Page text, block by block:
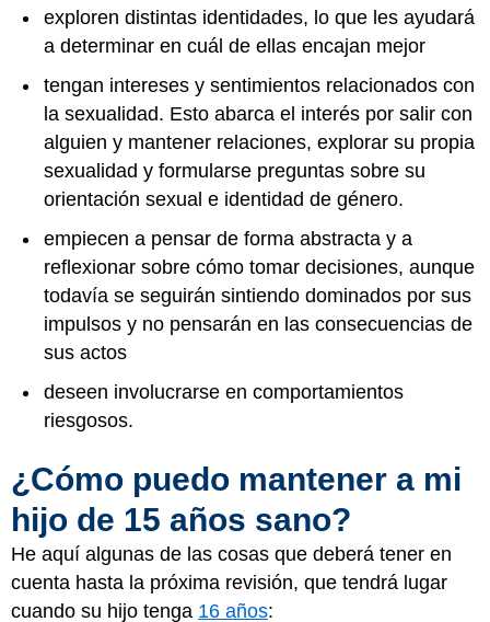
exploren distintas identidades, lo que les ayudará
a determinar en cuál de ellas encajan mejor
tengan intereses y sentimientos relacionados con
la sexualidad. Esto abarca el interés por salir con
alguien y mantener relaciones, explorar su propia
sexualidad y formularse preguntas sobre su
orientación sexual e identidad de género.
empiecen a pensar de forma abstracta y a
reflexionar sobre cómo tomar decisiones, aunque
todavía se seguirán sintiendo dominados por sus
impulsos y no pensarán en las consecuencias de
sus actos
deseen involucrarse en comportamientos
riesgosos.
¿Cómo puedo mantener a mi
hijo de 15 años sano?
He aquí algunas de las cosas que deberá tener en
cuenta hasta la próxima revisión, que tendrá lugar
cuando su hijo tenga 16 años: